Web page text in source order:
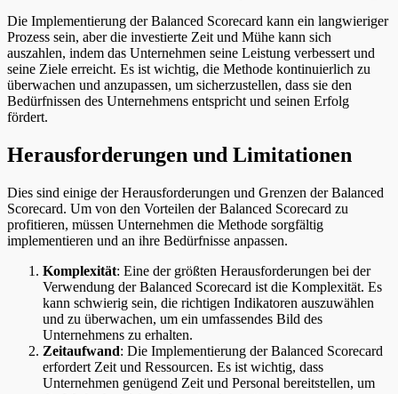
Die Implementierung der Balanced Scorecard kann ein langwieriger
Prozess sein, aber die investierte Zeit und Mühe kann sich
auszahlen, indem das Unternehmen seine Leistung verbessert und
seine Ziele erreicht. Es ist wichtig, die Methode kontinuierlich zu
überwachen und anzupassen, um sicherzustellen, dass sie den
Bedürfnissen des Unternehmens entspricht und seinen Erfolg
fördert.
Herausforderungen und Limitationen
Dies sind einige der Herausforderungen und Grenzen der Balanced
Scorecard. Um von den Vorteilen der Balanced Scorecard zu
profitieren, müssen Unternehmen die Methode sorgfältig
implementieren und an ihre Bedürfnisse anpassen.
Komplexität: Eine der größten Herausforderungen bei der
Verwendung der Balanced Scorecard ist die Komplexität. Es
kann schwierig sein, die richtigen Indikatoren auszuwählen
und zu überwachen, um ein umfassendes Bild des
Unternehmens zu erhalten.
Zeitaufwand: Die Implementierung der Balanced Scorecard
erfordert Zeit und Ressourcen. Es ist wichtig, dass
Unternehmen genügend Zeit und Personal bereitstellen, um